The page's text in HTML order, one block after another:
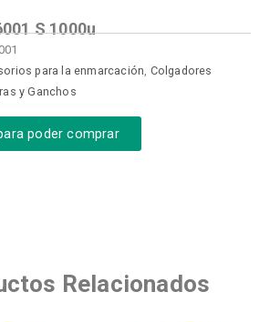
S 1000u
para la enmarcación Colgadores
y Ganchos
poder comprar
Relacionados